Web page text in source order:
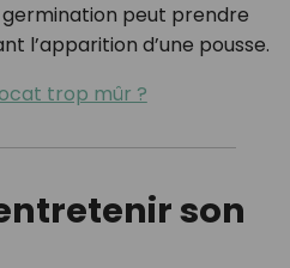
germination peut prendre
l’apparition d’une pousse.
trop mûr ?
son